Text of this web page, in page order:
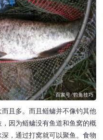
且多。而且鲢鳙并不像钓其他
因为鲢鳙没有鱼道和鱼窝的概
，通过打窝就可以聚鱼。食物